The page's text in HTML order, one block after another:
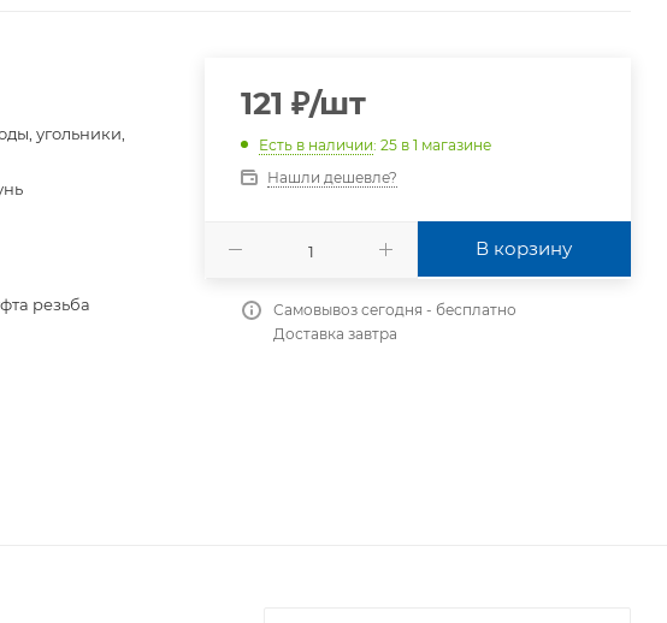
угольники,
резьба
121 ₽/шт
Есть в наличии: 25 в 1 магазине
Нашли дешевле?
В корзину
Самовывоз сегодня - бесплатно
Доставка завтра